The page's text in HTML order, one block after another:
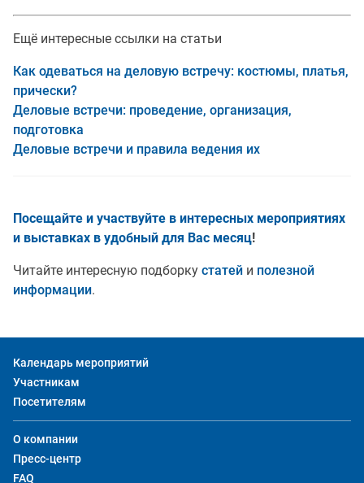
Ещё интересные ссылки на статьи
Как одеваться на деловую встречу: костюмы, платья,
прически?
Деловые встречи: проведение, организация,
подготовка
Деловые встречи и правила ведения их
Посещайте и участвуйте в интересных мероприятиях
и выставках в удобный для Вас месяц!
Читайте интересную подборку статей и полезной
информации.
Календарь мероприятий
Участникам
Посетителям
О компании
Пресс-центр
FAQ